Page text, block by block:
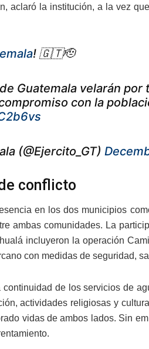
aclaró la institución, a la vez
! 🇬🇹🫡
Guatemala velarán
con la
(@Ejercito_GT)
conflicto
en los dos municipios
ambas comunidades. La
incluyeron la operación
con medidas de seguridad,
de los servicios de
actividades religiosas y
vidas de ambos lados. Sin